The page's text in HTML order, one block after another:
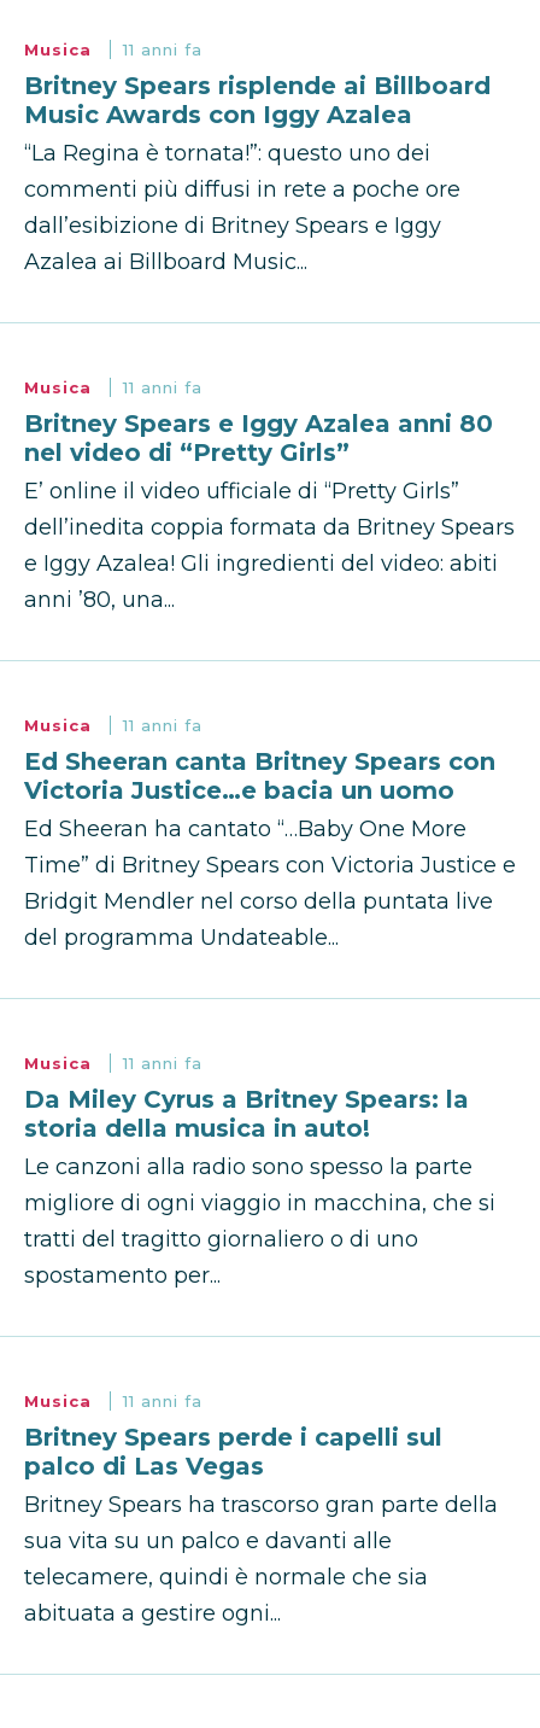
Musica 11 anni fa
Britney Spears risplende ai Billboard
Music Awards con Iggy Azalea
“La Regina è tornata!”: questo uno dei
commenti più diffusi in rete a poche ore
dall’esibizione di Britney Spears e Iggy
Azalea ai Billboard Music...
Musica 11 anni fa
Britney Spears e Iggy Azalea anni 80
nel video di “Pretty Girls”
E’ online il video ufficiale di “Pretty Girls”
dell’inedita coppia formata da Britney Spears
e Iggy Azalea! Gli ingredienti del video: abiti
anni ’80, una...
Musica 11 anni fa
Ed Sheeran canta Britney Spears con
Victoria Justice…e bacia un uomo
Ed Sheeran ha cantato “…Baby One More
Time” di Britney Spears con Victoria Justice e
Bridgit Mendler nel corso della puntata live
del programma Undateable...
Musica 11 anni fa
Da Miley Cyrus a Britney Spears: la
storia della musica in auto!
Le canzoni alla radio sono spesso la parte
migliore di ogni viaggio in macchina, che si
tratti del tragitto giornaliero o di uno
spostamento per...
Musica 11 anni fa
Britney Spears perde i capelli sul
palco di Las Vegas
Britney Spears ha trascorso gran parte della
sua vita su un palco e davanti alle
telecamere, quindi è normale che sia
abituata a gestire ogni...